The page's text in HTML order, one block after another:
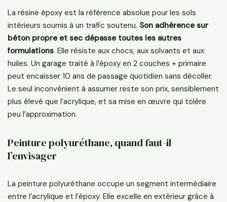
La résine époxy est la référence absolue pour les sols
intérieurs soumis à un trafic soutenu. Son adhérence sur
béton propre et sec dépasse toutes les autres
formulations. Elle résiste aux chocs, aux solvants et aux
huiles. Un garage traité à l’époxy en 2 couches + primaire
peut encaisser 10 ans de passage quotidien sans décoller.
Le seul inconvénient à assumer reste son prix, sensiblement
plus élevé que l’acrylique, et sa mise en œuvre qui tolère
peu l’approximation.
Peinture polyuréthane, quand faut-il
l’envisager
La peinture polyuréthane occupe un segment intermédiaire
entre l’acrylique et l’époxy. Elle excelle en extérieur grâce à